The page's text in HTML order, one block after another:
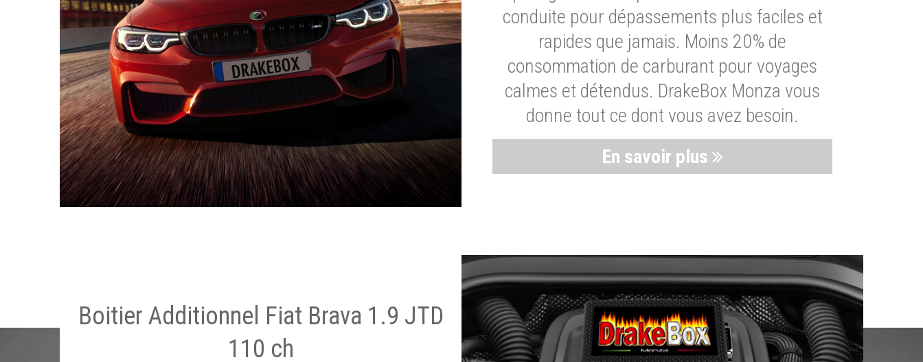
conduite pour dépassements plus faciles et
rapides que jamais. Moins 20% de
consommation de carburant pour voyages
calmes et détendus. DrakeBox Monza vous
donne tout ce dont vous avez besoin.
En savoir plus
Boitier Additionnel Fiat Brava 1.9 JTD
110 ch